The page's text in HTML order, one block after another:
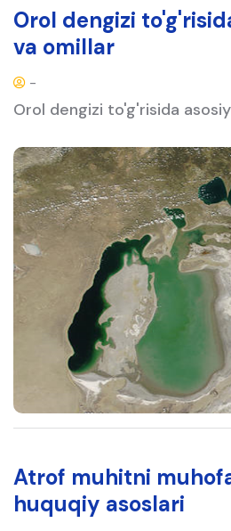
Orol dengizi
va omillar
-
Orol dengizi to'g'risida
Atrof muhitni
huquqiy asoslari